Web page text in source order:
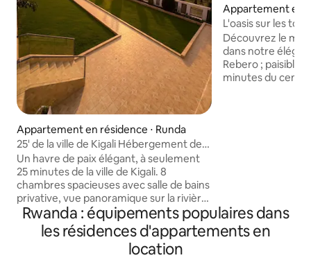
Appartement en résidence ⋅ Runda
25' de la ville de Kigali Hébergement de
groupe Plenty Residence,
Un havre de paix élégant, à seulement
25 minutes de la ville de Kigali. 8
chambres spacieuses avec salle de bains
privative, vue panoramique sur la rivière
Nyabarongo et les montagnes vierges,
un espace de travail et des jardins où les
voyageurs peuvent se détendre en
Appartement en
Kigali
L'oasis sur les
Découvrez le
dans notre
Rebero ; paisible,
minutes du centre
ou à courte distance
séjour idéal à
Rwanda : équipements populaires dans
les résidences d'appartements en
location